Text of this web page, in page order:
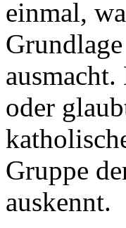
einmal,
oder
Gruppe
auskennt.